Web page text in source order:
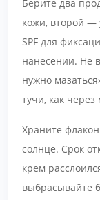
Берите два
кожи, второй —
SPF для
нанесении. Не
нужно
тучи, как
Храните
солнце. Срок
крем
выбрасывайте